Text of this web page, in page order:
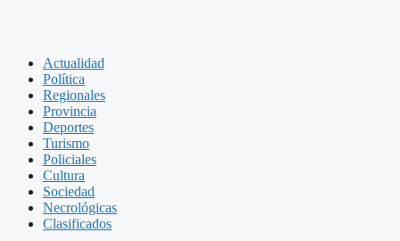
Actualidad
Política
Regionales
Provincia
Deportes
Turismo
Policiales
Cultura
Sociedad
Necrológicas
Clasificados